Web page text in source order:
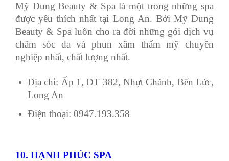
Mỹ Dung Beauty & Spa là một trong những spa
được yêu thích nhất tại Long An. Bởi Mỹ Dung
Beauty & Spa luôn cho ra đời những gói dịch vụ
chăm sóc da và phun xăm thẩm mỹ chuyên
nghiệp nhất, chất lượng nhất.
Địa chỉ: Ấp 1, ĐT 382, Nhựt Chánh, Bến Lức,
Long An
Điện thoại: 0947.193.358
10. HẠNH PHÚC SPA